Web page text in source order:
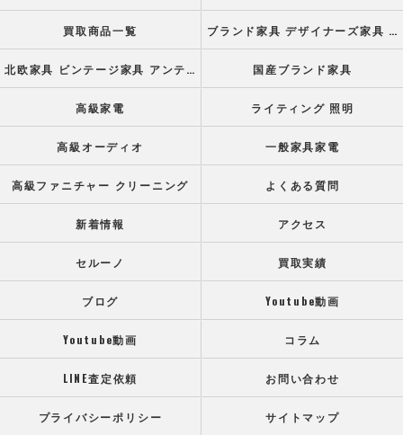
買取商品一覧 ブランド家具 デザイナーズ家具 高級オフィス家具
北欧家具 ビンテージ家具 アンティーク家具 国産ブランド家具
高級家電 ライティング 照明
高級オーディオ 一般家具家電
高級ファニチャー クリーニング よくある質問
新着情報 アクセス
セルーノ 買取実績
ブログ Youtube動画
Youtube動画 コラム
LINE査定依頼 お問い合わせ
プライバシーポリシー サイトマップ